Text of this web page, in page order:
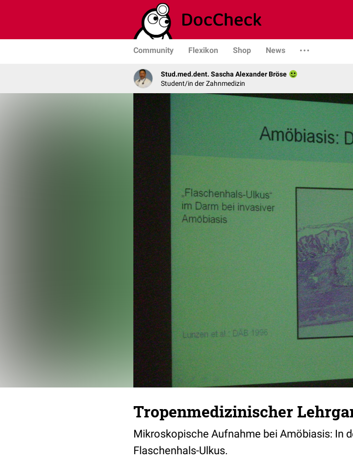
Community Flexikon Shop News
Stud.med.dent. Sascha Alexander Bröse
Student/in der Zahnmedizin
Tropenmedizinischer
Mikroskopische Aufnahme bei Amöbiasis: In
Flaschenhals-Ulkus.